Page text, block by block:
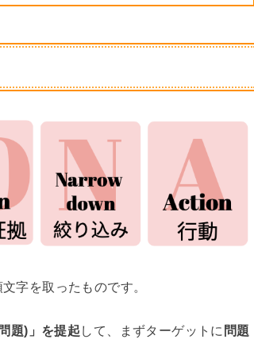
字を取ったものです。
題)」を提起 して、まずターゲットに 問題